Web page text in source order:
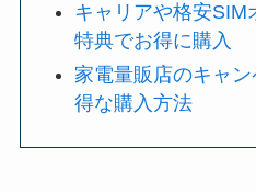
キャリアや格安SIM
特典でお得に購入
家電量販店のキャ
得な購入方法